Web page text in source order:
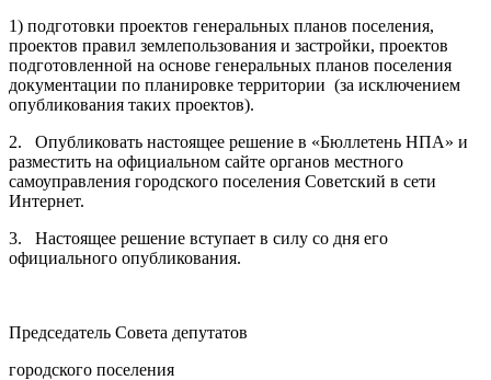
1) подготовки проектов генеральных планов поселения,
проектов правил землепользования и застройки, проектов
подготовленной на основе генеральных планов поселения
документации по планировке территории (за исключением
опубликования таких проектов).
2. Опубликовать настоящее решение в «Бюллетень НПА» и
разместить на официальном сайте органов местного
самоуправления городского поселения Советский в сети
Интернет.
3. Настоящее решение вступает в силу со дня его
официального опубликования.
Председатель Совета депутатов
городского поселения